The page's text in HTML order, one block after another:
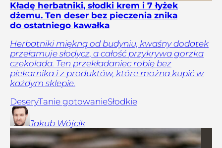
Kładę herbatniki, słodki krem i 7 łyżek
dżemu. Ten deser bez pieczenia znika
do ostatniego kawałka
Herbatniki miękną od budyniu, kwaśny dodatek
przełamuje słodycz, a całość przykrywa gorzka
czekolada. Ten przekładaniec robię bez
piekarnika i z produktów, które można kupić w
każdym sklepie.
DeseryTanie gotowanieSłodkie
Jakub Wójcik